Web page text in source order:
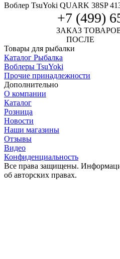
Воблер TsuYoki QUARK 38SP
+7 (499)
ЗАКАЗ
ПОСЛЕ
Товары для рыбалки
Каталог Рыбалка
Воблеры TsuYoki
Прочие принадлежности
Дополнительно
О компании
Каталог
Розница
Новости
Наши магазины
Отзывы
Видео
Конфиденциальность
Все права защищены.
об авторских правах.